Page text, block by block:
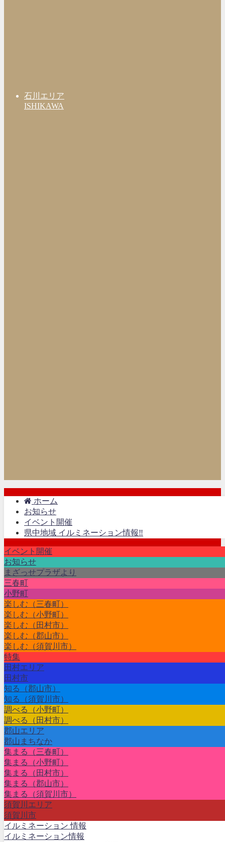
石川エリア
ISHIKAWA
ホーム
お知らせ
イベント開催
県中地域 イルミネーション情報‼
イベント開催
お知らせ
まざっせプラザより
三春町
小野町
楽しむ（三春町）
楽しむ（小野町）
楽しむ（田村市）
楽しむ（郡山市）
楽しむ（須賀川市）
特集
田村エリア
田村市
知る（郡山市）
知る（須賀川市）
調べる（小野町）
調べる（田村市）
郡山エリア
郡山まちなか
集まる（三春町）
集まる（小野町）
集まる（田村市）
集まる（郡山市）
集まる（須賀川市）
須賀川エリア
須賀川市
イルミネーション 情報
イルミネーション情報